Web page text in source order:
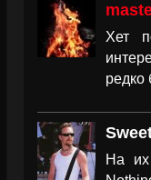
Хет
редко
На их